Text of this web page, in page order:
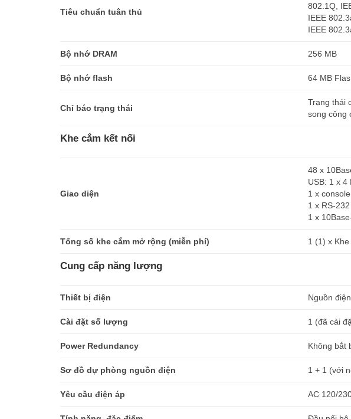
Tiêu chuẩn tuân thủ
802.1Q,
IEEE
IEEE
Bộ nhớ DRAM 256 MB
Bộ nhớ flash 64 MB
Chỉ báo trạng thái
Trạng thái
song công
Khe cắm kết nối
Giao diện
48 x
USB: 1 x 4
1 x
1 x RS-
1 x
Tổng số khe cắm mở rộng (miễn phí) 1 (1) x
Cung cấp năng lượng
Thiết bị điện Nguồn
Cài đặt số lượng 1 (đã cài
Power Redundancy Không bắt
Sơ đồ dự phòng nguồn điện 1 + 1 (với
Yêu cầu điện áp AC 120/